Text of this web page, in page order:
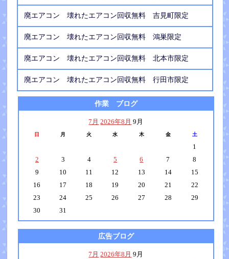
廃エアコン 壊れたエアコン回収無料 吉見町限定
廃エアコン 壊れたエアコン回収無料 鴻巣限定
廃エアコン 壊れたエアコン回収無料 北本市限定
廃エアコン 壊れたエアコン回収無料 行田市限定
作業 ブログ
7月 2026年8月 9月
日 月 火 水 木 金 土
1
2
3 4 5 6 7
8
9
10 11 12 13 14
15
16
17 18 19 20 21
22
23
24 25 26 27 28
29
30
31
広告ブログ
7月 2026年8月 9月